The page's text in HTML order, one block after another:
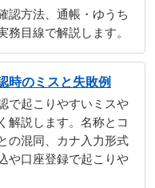
認方法、通帳・ゆうち
務目線で解説します。
時のミスと失敗例
で起こりやすいミスや
解説します。名称とコ
の混同、カナ入力形式
や口座登録で起こりや